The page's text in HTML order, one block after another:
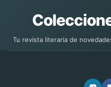
Tu revista literaria de